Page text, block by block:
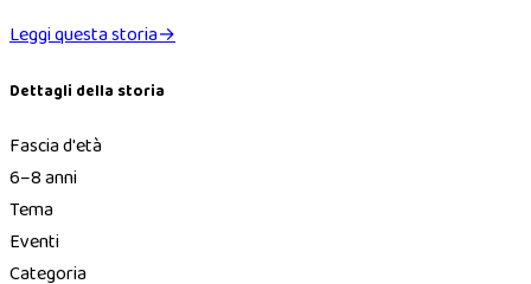
Leggi questa storia→
Dettagli della storia
Fascia d'età
6–8 anni
Tema
Eventi
Categoria